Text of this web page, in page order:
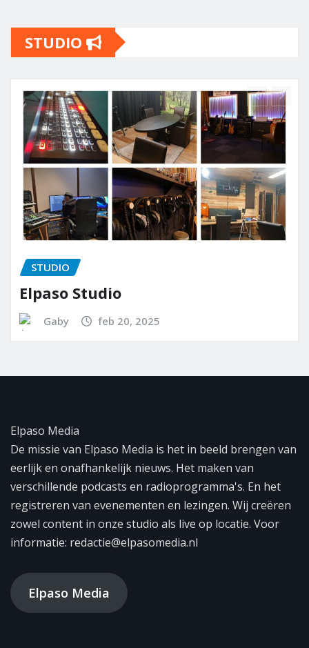
STUDIO
Studio
Gaby feb 20, 2025
Elpaso Media
De missie van Elpaso Media is het in beeld brengen van
eerlijk en onafhankelijk nieuws. Het maken van
verschillende podcasts en radioprogramma's. En het
registreren van evenementen en lezingen. Wij creëren
zowel content in onze studio als live op locatie. Voor
informatie: redactie@elpasomedia.nl
Elpaso Media